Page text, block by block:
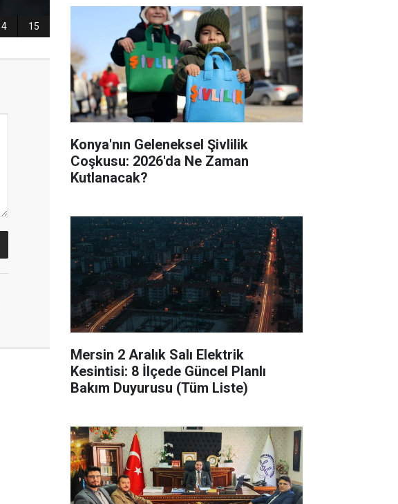
Konya'nın Geleneksel Şivlilik
Coşkusu: 2026'da Ne Zaman
Kutlanacak?
Mersin 2 Aralık Salı Elektrik
Kesintisi: 8 İlçede Güncel Planlı
Bakım Duyurusu (Tüm Liste)